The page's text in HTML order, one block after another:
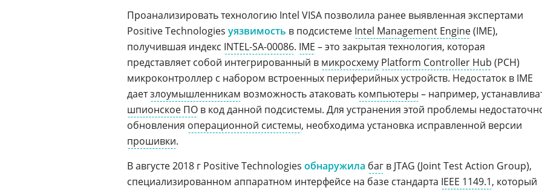
Проанализировать технологию Intel VISA позволила ранее выявленная экспертами
Positive Technologies уязвимость в подсистеме Intel Management Engine(IME),
получившая индекс INTEL-SA-00086. IME – это закрытая технология, которая
представляет собой интегрированный в микросхему Platform Controller Hub (PCH)
микроконтроллер с набором встроенных периферийных устройств. Недостаток в IME
даетзлоумышленникам возможность атаковать компьютеры – например,
шпионское ПО в код данной подсистемы. Для устранения этой проблемы
обновления операционной системы, необходима установка исправленной версии
прошивки.
В августе 2018 г Positive Technologies обнаружила баг в JTAG (Joint Test Action Group),
специализированном аппаратном интерфейсе на базе стандарта IEEE 1149.1, который